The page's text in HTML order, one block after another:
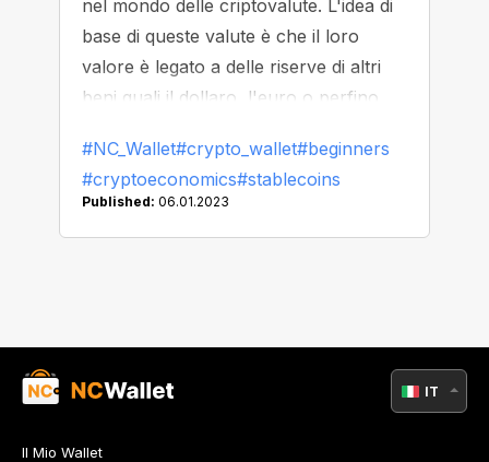
nel mondo delle criptovalute. L'idea di
base di queste valute è che il loro
valore è legato a delle riserve di altri
beni quali il dollaro, l'euro o perfino
#NC_Wallet#crypto_wallet#beginners
#cryptoeconomics#stablecoins
Published: 06.01.2023
Il Mio Wallet
IT